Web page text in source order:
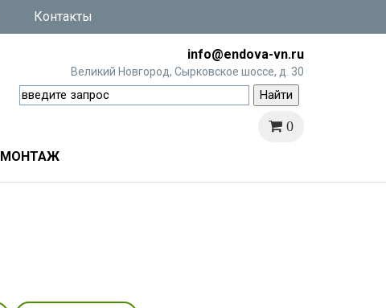
Контакты
info@endova-vn.ru
Великий Новгород, Сырковское шоссе, д. 30
0
МОНТАЖ